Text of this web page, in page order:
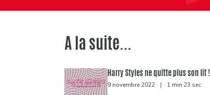
A la suite...
Harry Styles ne quitte plus son lit !
9 novembre 2022 | 1 min 23 sec